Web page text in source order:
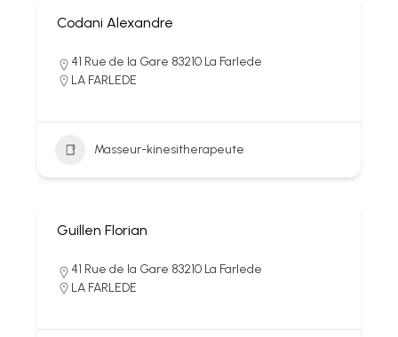
Codani Alexandre
41 Rue de la Gare 83210 La Farlede
LA FARLEDE
Masseur-kinesitherapeute
Guillen Florian
41 Rue de la Gare 83210 La Farlede
LA FARLEDE